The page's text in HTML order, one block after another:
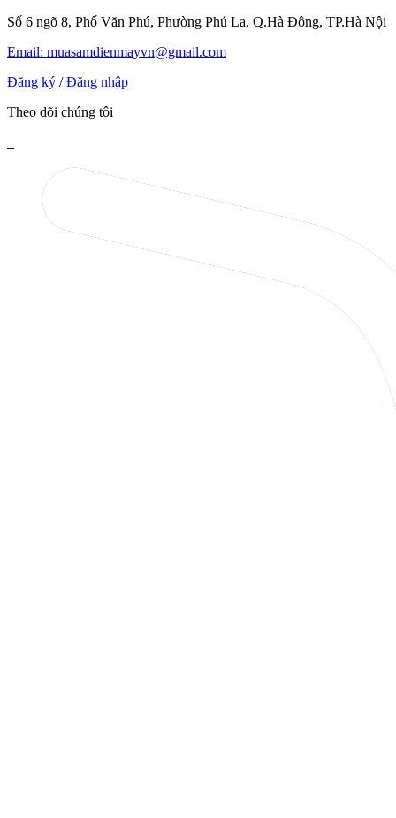
Số 6 ngõ 8, Phố Văn Phú, Phường Phú La, Q.Hà Đông, TP.Hà Nội
Email: muasamdienmayvn@gmail.com
Đăng ký / Đăng nhập
Theo dõi chúng tôi